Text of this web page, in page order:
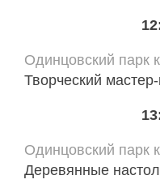
Одинцовский парк
Творческий
Одинцовский парк
Деревянные